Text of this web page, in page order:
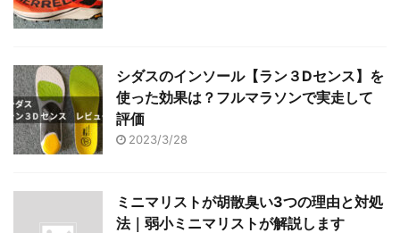
シダスのインソール【ラン３Dセンス】を
使った効果は？フルマラソンで実走して
評価
2023/3/28
ミニマリストが胡散臭い3つの理由と対処
法｜弱小ミニマリストが解説します